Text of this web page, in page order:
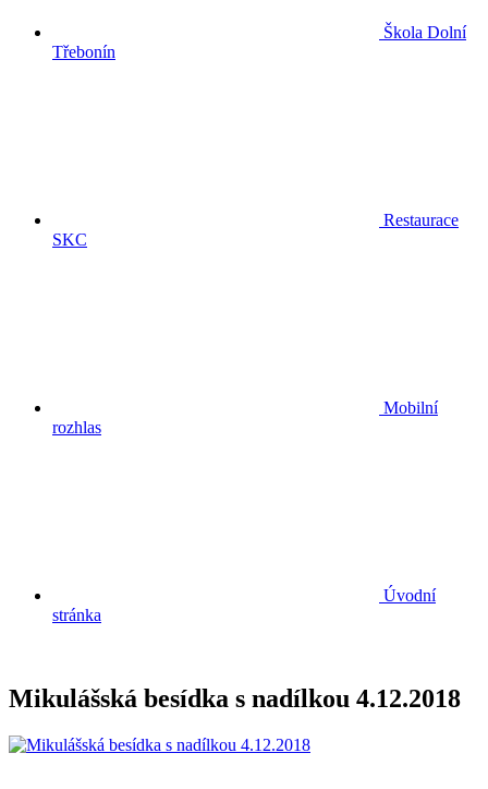
Škola Dolní
Třebonín
Restaurace
SKC
Mobilní
rozhlas
Úvodní
stránka
Mikulášská besídka s nadílkou 4.12.2018